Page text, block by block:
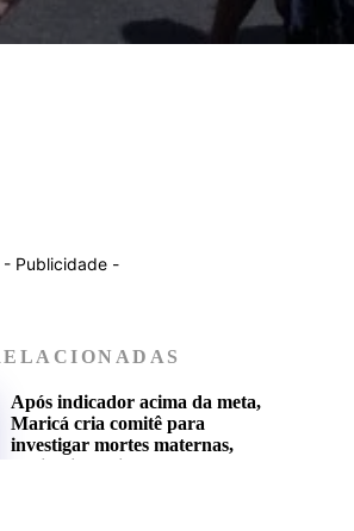
- Publicidade -
Após indicador acima da meta,
Maricá cria comitê para
investigar mortes maternas,
fetais e infantis